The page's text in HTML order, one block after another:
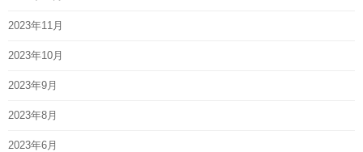
2023年11月
2023年10月
2023年9月
2023年8月
2023年6月